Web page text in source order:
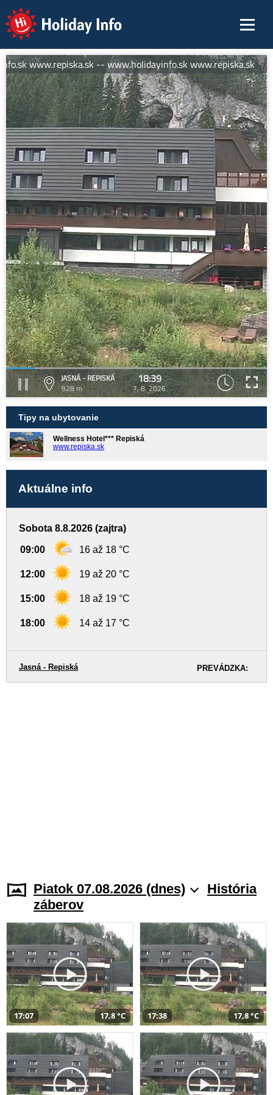
Holiday Info
www.repiska.sk -- www.holidayinfo.sk www.repiska.sk
JASNÁ - REPISKÁ
928 m
18:39
7. 8. 2026
Tipy na ubytovanie
Wellness Hotel*** Repiská
www.repiska.sk
Aktuálne info
Sobota 8.8.2026 (zajtra)
09:00 16 až 18 °C
12:00 19 až 20 °C
15:00 18 až 19 °C
18:00 14 až 17 °C
PREVÁDZKA:
Jasná - Repiská
Piatok 07.08.2026 (dnes)
História
záberov
17:07 17,8 °C 17:38 17,8 °C